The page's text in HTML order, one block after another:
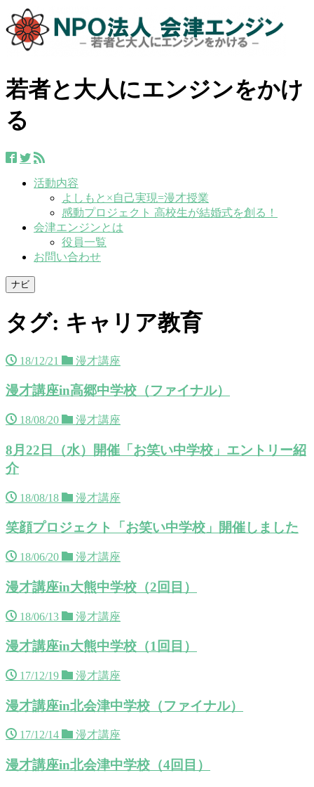
若者と大人にエンジンをかけ
る
活動内容
よしもと×自己実現=漫才授業
感動プロジェクト 高校生が結婚式を創る！
会津エンジンとは
役員一覧
お問い合わせ
ナビ
タグ: キャリア教育
18/12/21 漫才講座
漫才講座in高郷中学校（ファイナル）
18/08/20 漫才講座
8月22日（水）開催「お笑い中学校」エントリー紹
介
18/08/18 漫才講座
笑顔プロジェクト「お笑い中学校」開催しました
18/06/20 漫才講座
漫才講座in大熊中学校（2回目）
18/06/13 漫才講座
漫才講座in大熊中学校（1回目）
17/12/19 漫才講座
漫才講座in北会津中学校（ファイナル）
17/12/14 漫才講座
漫才講座in北会津中学校（4回目）